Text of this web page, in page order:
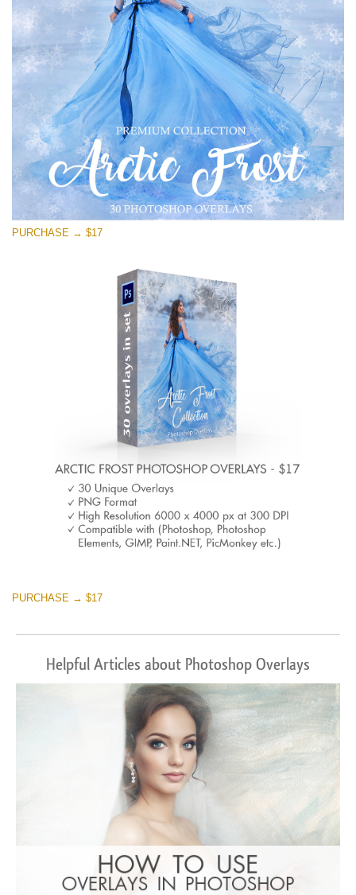
Large 6000*4000px
ดาวน์โหลดฟรี
PURCHASE → $17
PURCHASE → $17
Helpful Articles about Photoshop Overlays